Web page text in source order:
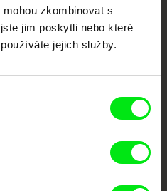
zkombinovat s
jim poskytli nebo které
jejich služby.
Alliance
DOK Leipzig